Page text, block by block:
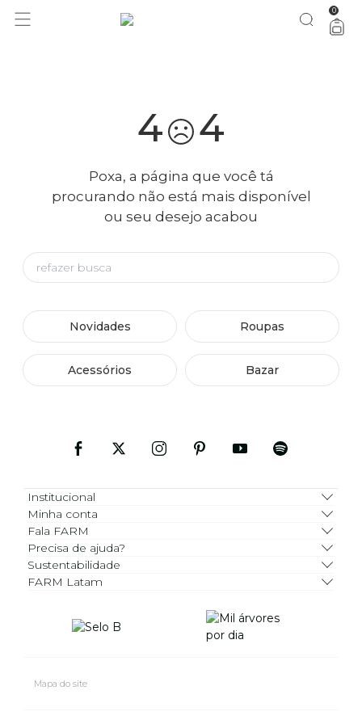
você merece 30% OFF pra comemorar com a gente aproveita! 0
4 4
Poxa, a página que você tá
procurando não está mais disponível
ou seu desejo acabou
Novidades Roupas
Acessórios Bazar
Institucional
Minha conta
Fala FARM
Precisa de ajuda?
Sustentabilidade
FARM Latam
Mapa do site